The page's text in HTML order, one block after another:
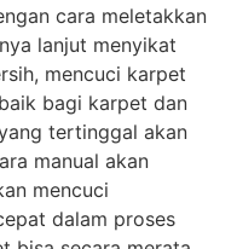
cara meletakkan
lanjut menyikat
mencuci karpet
bagi karpet dan
tertinggal akan
manual akan
mencuci
dalam proses